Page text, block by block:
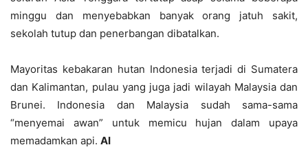
minggu dan menyebabkan banyak orang jatuh sakit,
sekolah tutup dan penerbangan dibatalkan.
Mayoritas kebakaran hutan Indonesia terjadi di Sumatera
dan Kalimantan, pulau yang juga jadi wilayah Malaysia dan
Brunei. Indonesia dan Malaysia sudah sama-sama
“menyemai awan” untuk memicu hujan dalam upaya
memadamkan api. AI